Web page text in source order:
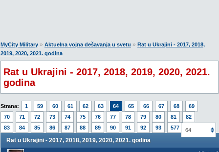
MyCity Military » Aktuelna vojna dešavanja u svetu » Rat u Ukrajini - 2017, 2018,
2019, 2020, 2021. godina
Rat u Ukrajini - 2017, 2018, 2019, 2020, 2021.
godina
Strana: 1 59 60 61 62 63 64 65 66 67 68
69
70
71 72 73 74 75 76 77 78 79 80 81
82
83
84 85 86 87 88 89 90 91 92 93 577 64
Rat u Ukrajini - 2017, 2018, 2019, 2020, 2021. godina